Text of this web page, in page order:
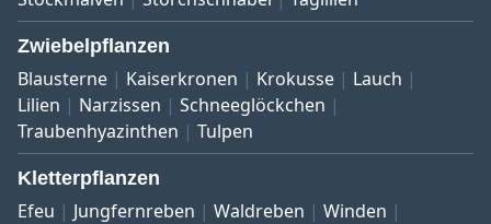
Zwiebelpflanzen
Blausterne Kaiserkronen Krokusse
Lauch
Lilien
Narzissen
Schneeglöckchen
Traubenhyazinthen
Tulpen
Kletterpflanzen
Efeu Jungfernreben Waldreben
Winden